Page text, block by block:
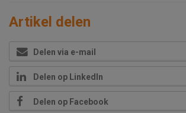
Artikel delen
Delen via e-mail
Delen op LinkedIn
Delen op Facebook